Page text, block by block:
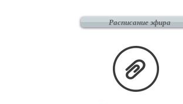
Расписание эфира